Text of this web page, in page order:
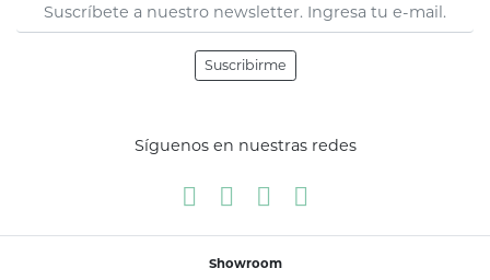
Suscribirme
Síguenos en nuestras redes
Showroom